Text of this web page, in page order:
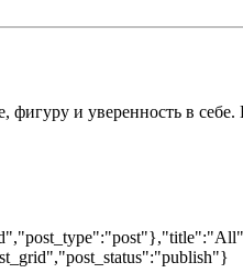
и уверенность в